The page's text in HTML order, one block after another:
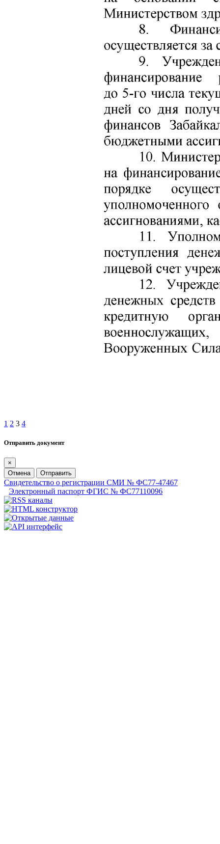
1 2 3 4
Отправить документ
×
Отмена
Отправить
Свидетельство о регистрации СМИ № ФС77-47467
Электронный паспорт ФГИС № ФС77110096